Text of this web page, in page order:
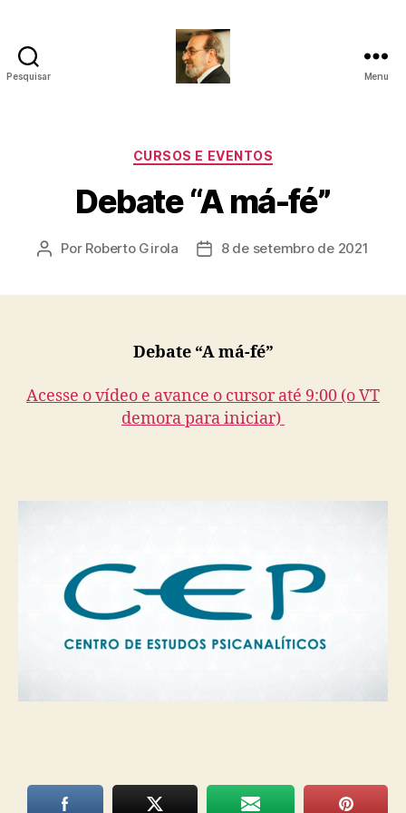
Pesquisar
Psicanalista
e
Terapeuta
Familiar
Menu
Categorias
CURSOS E EVENTOS
Debate “A má-fé”
Autor
Por Roberto Girola
Data8 de setembro de 2021
Debate “A má-fé”
Acesse o vídeo e avance o cursor até 9:00 (o VT
demora para iniciar)